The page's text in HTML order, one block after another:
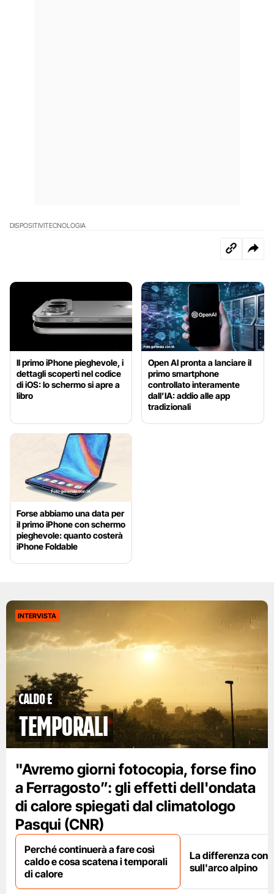
DISPOSITIVITECNOLOGIA
Il primo iPhone pieghevole, i
dettagli scoperti nel codice
di iOS: lo schermo si apre a
libro
Open AI pronta a lanciare il
primo smartphone
controllato interamente
dall’IA: addio alle app
tradizionali
Forse abbiamo una data per
il primo iPhone con schermo
pieghevole: quanto costerà
iPhone Foldable
INTERVISTA
caldo e
temporali
"Avremo giorni fotocopia, forse fino
a Ferragosto”: gli effetti dell'ondata
di calore spiegati dal climatologo
Pasqui (CNR)
Perché continuerà a fare così
caldo e cosa scatena i temporali
di calore
La differenza con
sull'arco alpino